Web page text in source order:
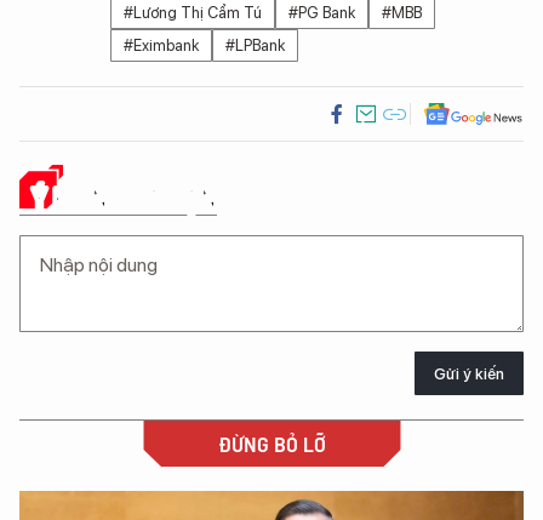
#Lương Thị Cẩm Tú
#PG Bank
#MBB
#Eximbank
#LPBank
Ý KIẾN CỦA BẠN
Gửi ý kiến
ĐỪNG BỎ LỠ